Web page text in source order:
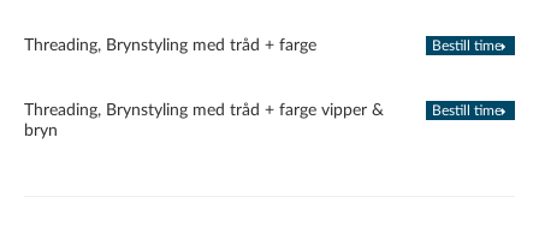
Threading, Brynstyling med tråd + farge Bestill time
Threading, Brynstyling med tråd + farge vipper &
bryn
Bestill time